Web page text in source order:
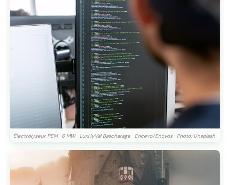
Électrolyseur PEM · 6 MW · LuxHyVal Bascharage · Encevo/Enovos · Photo: Unsplash